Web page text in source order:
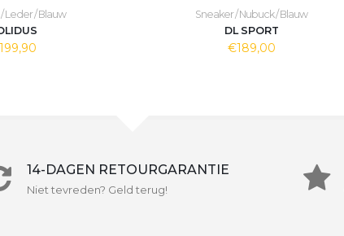
Leder / Blauw
Sneaker / Nubuck / Blauw
DL SPORT
€189,00
14-DAGEN RETOURGARANTIE
Niet tevreden? Geld terug!